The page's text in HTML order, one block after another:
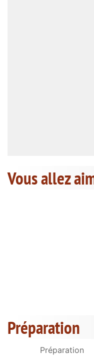
Vous allez
Préparation
Préparation